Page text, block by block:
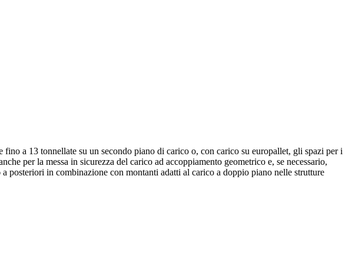
a 13 tonnellate su un secondo piano di carico o, con carico su europallet, gli spazi per i
per la messa in sicurezza del carico ad accoppiamento geometrico e, se necessario,
posteriori in combinazione con montanti adatti al carico a doppio piano nelle strutture